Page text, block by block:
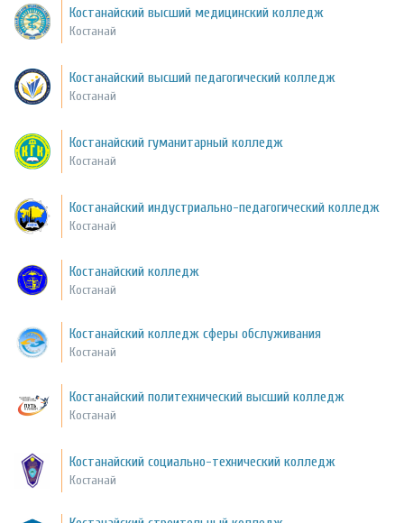
Костанайский высший медицинский колледж
Костанай
Костанайский высший педагогический колледж
Костанай
Костанайский гуманитарный колледж
Костанай
Костанайский индустриально-педагогический колледж
Костанай
Костанайский колледж
Костанай
Костанайский колледж сферы обслуживания
Костанай
Костанайский политехнический высший колледж
Костанай
Костанайский социально-технический колледж
Костанай